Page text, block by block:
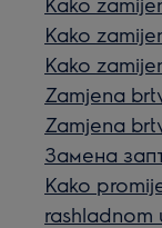
Kako
Kako
Zamjena
Zamjena
Замена
Kako
rashladnom